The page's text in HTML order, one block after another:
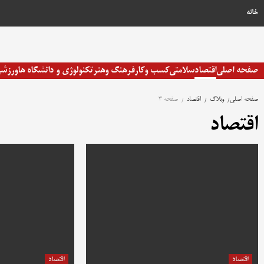
پرش
به
خانه
صفحه اصلیاقتصادسلامتیکسب وکارفرهنگ وهنرتکنولوژی و دانشگاه ها
صفحه اصلی وبلاگ اقتصاد صفحه 3
اقتصاد
اقتصاد اقتصاد